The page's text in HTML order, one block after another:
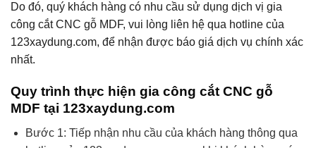
Do đó, quý khách hàng có nhu cầu sử dụng dịch vị gia
công cắt CNC gỗ MDF, vui lòng liên hệ qua hotline của
123xaydung.com, để nhận được báo giá dịch vụ chính xác
nhất.
Quy trình thực hiện gia công cắt CNC gỗ
MDF tại 123xaydung.com
Bước 1: Tiếp nhận nhu cầu của khách hàng thông qua